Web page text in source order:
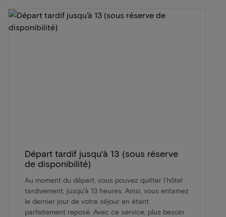
Départ tardif jusqu'à 13 (sous réserve
de disponibilité)
Au moment du départ, vous pouvez quitter l'hôtel
tardivement, jusqu'à 13 heures. Ainsi, vous entamez
le dernier jour de votre séjour en étant
parfaitement reposé. Avec ce service, plus besoin